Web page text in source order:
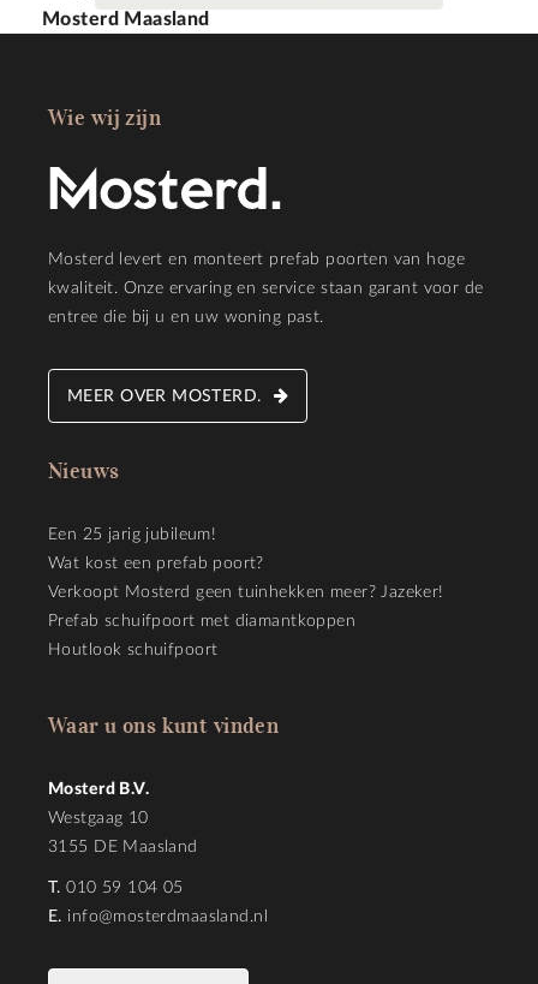
Mosterd Maasland
Wie wij zijn
Mosterd levert en monteert prefab poorten van hoge
kwaliteit. Onze ervaring en service staan garant voor de
entree die bij u en uw woning past.
MEER OVER MOSTERD.
Nieuws
Een 25 jarig jubileum!
Wat kost een prefab poort?
Verkoopt Mosterd geen tuinhekken meer? Jazeker!
Prefab schuifpoort met diamantkoppen
Houtlook schuifpoort
Waar u ons kunt vinden
Mosterd B.V.
Westgaag 10
3155 DE Maasland
T. 010 59 104 05
E. info@mosterdmaasland.nl